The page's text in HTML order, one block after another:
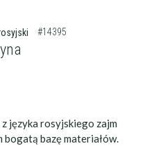
#14395
języka rosyjskiego zajm
bogatą bazę materiałów.